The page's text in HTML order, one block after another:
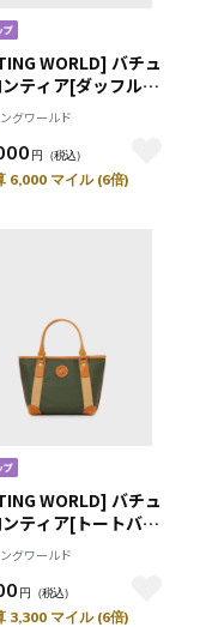
WORLD] バチュ
ティア[ダッフル
ネイビー
グワールド
円 （税込）
6,000 マイル (6倍)
WORLD] バチュ
ティア[トートバッ
グリーン
グワールド
円 （税込）
3,300 マイル (6倍)